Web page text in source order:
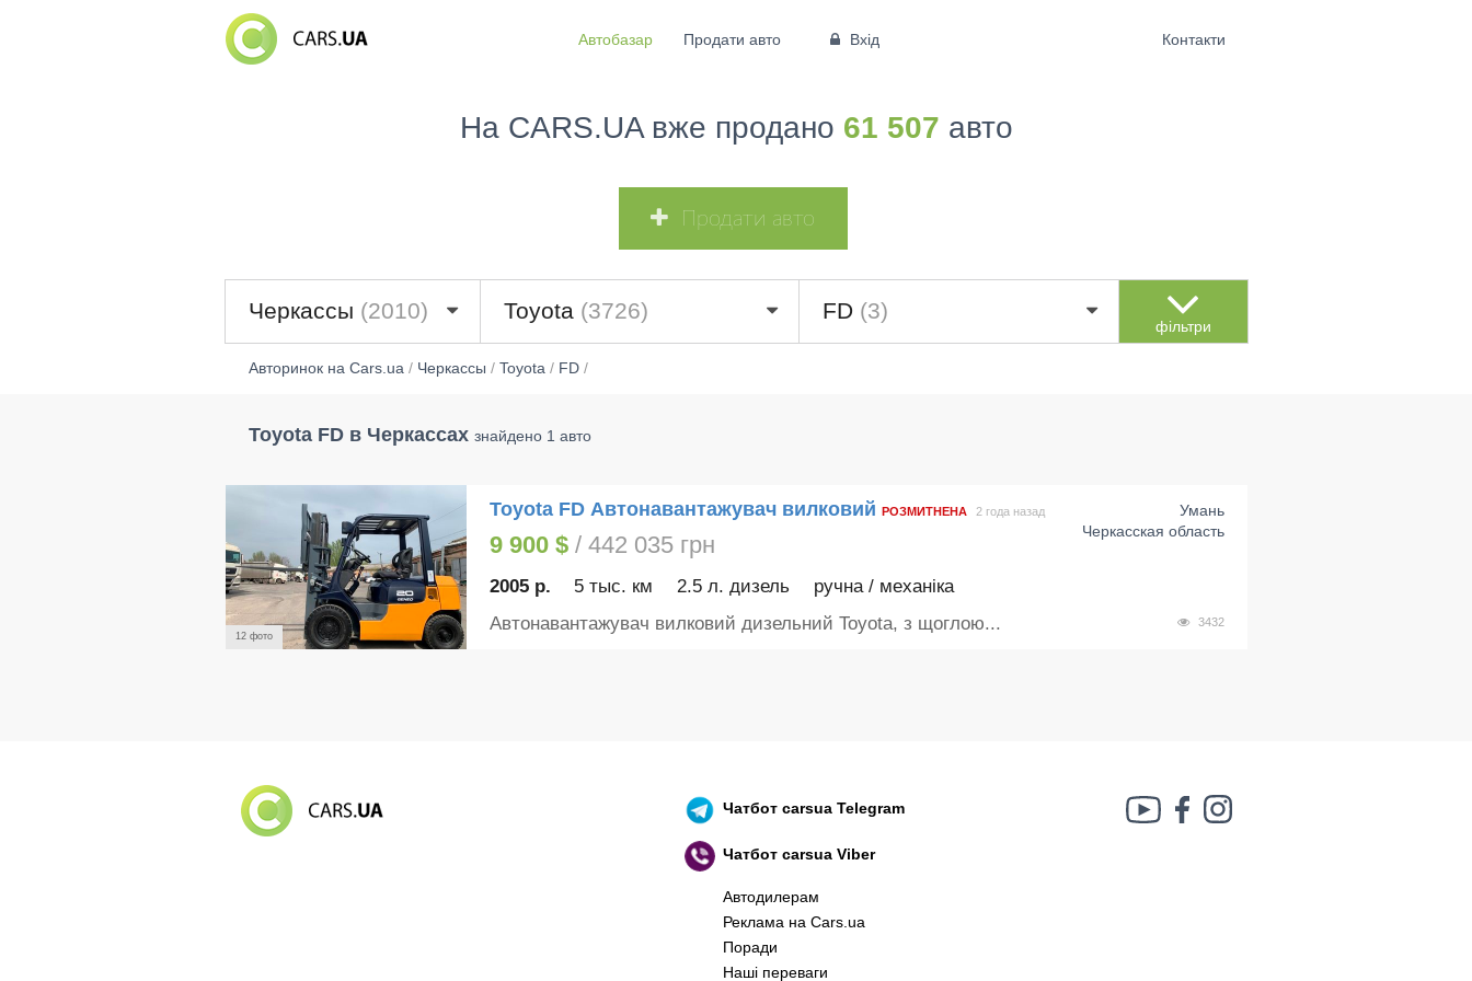
Автобазар Продати авто Вхід Контакти
На CARS.UA вже продано 61 507 авто
Продати авто
Черкассы (2010) Toyota (3726) FD (3)
фільтри
Авторинок на Cars.ua/ Черкассы / Toyota/ FD/
Toyota FD в Черкассах знайдено 1 авто
12 фото
Toyota FD Автонавантажувач вилковий РОЗМИТНЕНА
Умань
Черкасская область
2 года назад
9 900 $/ 442 035 грн
2005 р. 5 тыс. км 2.5 л. дизель ручна / механіка
3432
Автонавантажувач вилковий дизельний Toyota, з щоглою...
Чатботcarsua Telegram
Чатботcarsua Viber
Автодилерам
Реклама на Cars.ua
Поради
Наші переваги